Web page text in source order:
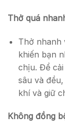
Thở quá
Thở nhanh
khiến bạn
chịu. Để
sâu và
khí và giữ
Không đồng